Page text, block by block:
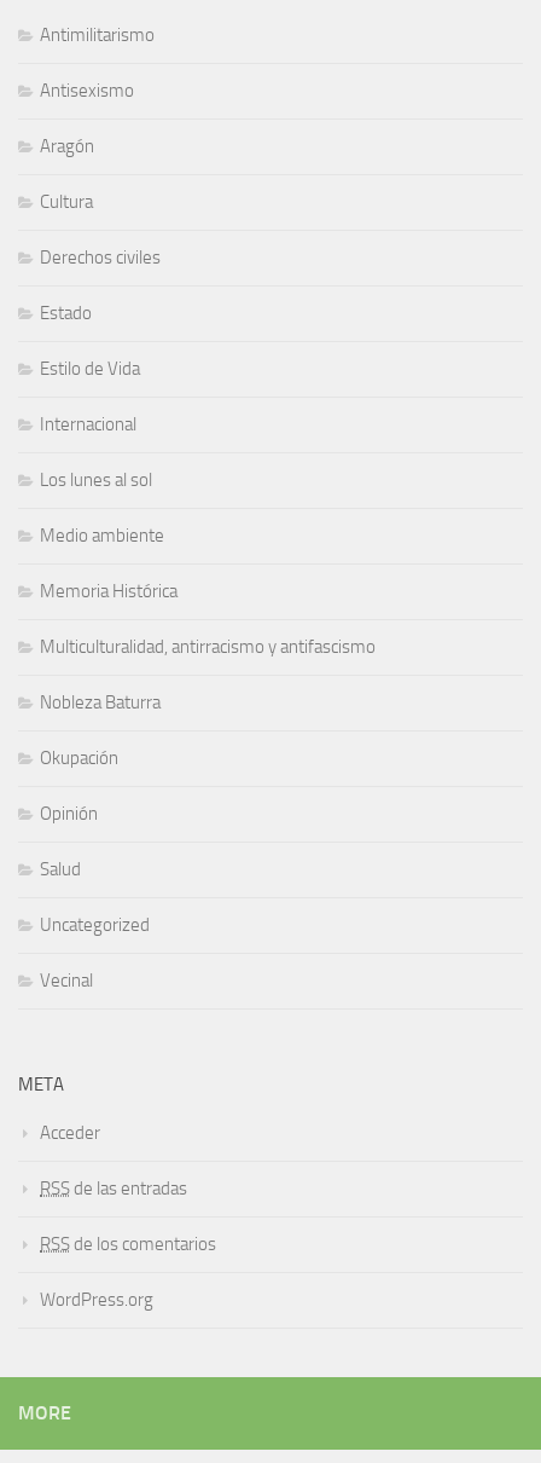
Antimilitarismo
Antisexismo
Aragón
Cultura
Derechos civiles
Estado
Estilo de Vida
Internacional
Los lunes al sol
Medio ambiente
Memoria Histórica
Multiculturalidad, antirracismo y antifascismo
Nobleza Baturra
Okupación
Opinión
Salud
Uncategorized
Vecinal
META
Acceder
RSS de las entradas
RSS de los comentarios
WordPress.org
MORE